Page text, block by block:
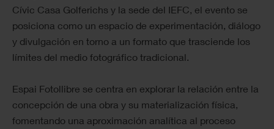
Cívic Casa Golferichs y la sede del IEFC, el evento se
posiciona como un espacio de experimentación, diálogo
y divulgación en torno a un formato que trasciende los
límites del medio fotográfico tradicional.
Espai Fotollibre se centra en explorar la relación entre la
concepción de una obra y su materialización física,
fomentando una aproximación analítica al proceso